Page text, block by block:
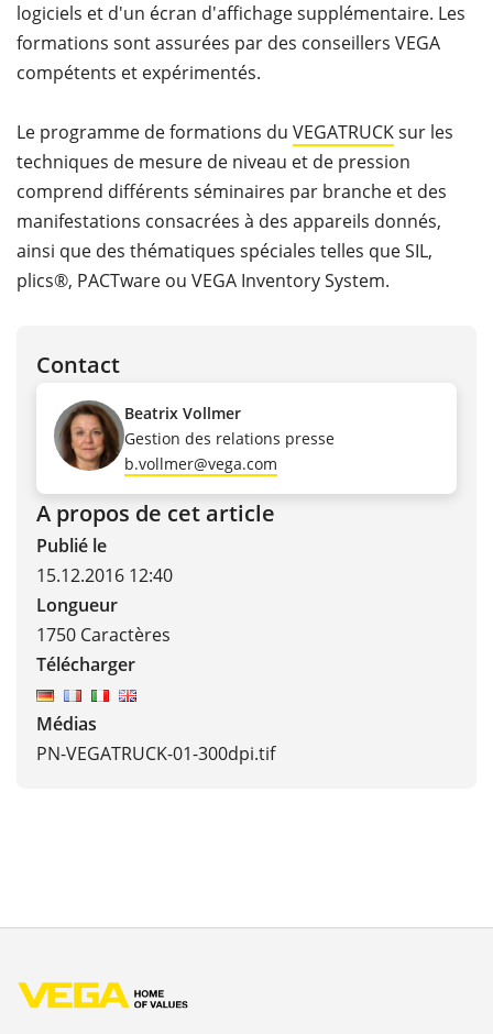
logiciels et d'un écran d'affichage supplémentaire. Les
formations sont assurées par des conseillers VEGA
compétents et expérimentés.
Le programme de formations du VEGATRUCKsur les
techniques de mesure de niveau et de pression
comprend différents séminaires par branche et des
manifestations consacrées à des appareils donnés,
ainsi que des thématiques spéciales telles que SIL,
plics®, PACTware ou VEGA Inventory System.
Contact
Beatrix Vollmer
Gestion des relations presse
b.vollmer@vega.com
A propos de cet article
Publié le
15.12.2016 12:40
Longueur
1750 Caractères
Télécharger
Médias
PN-VEGATRUCK-01-300dpi.tif